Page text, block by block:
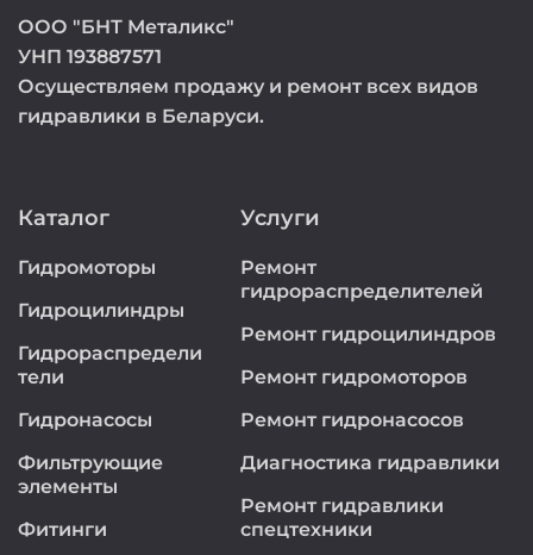
ООО "БНТ Металикс"
УНП 193887571
Осуществляем продажу и ремонт всех видов
гидравлики в Беларуси.
Каталог
Гидромоторы
Гидроцилиндры
Гидрораспредели
тели
Гидронасосы
Фильтрующие
элементы
Фитинги
Услуги
Ремонт
гидрораспределителей
Ремонт гидроцилиндров
Ремонт гидромоторов
Ремонт гидронасосов
Диагностика гидравлики
Ремонт гидравлики
спецтехники